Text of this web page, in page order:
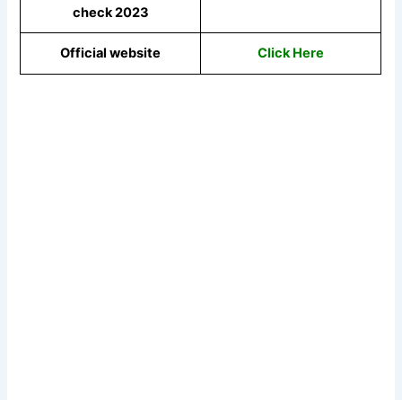
check 2023
Official website Click Here